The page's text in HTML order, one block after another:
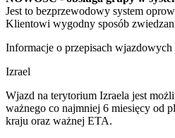
Jest to bezprzewodowy system
Klientowi wygodny sposób
Informacje o przepisach wjazdowych
Izrael
Wjazd na terytorium Izraela jest
ważnego co najmniej 6 miesięcy od
kraju oraz ważnej ETA.